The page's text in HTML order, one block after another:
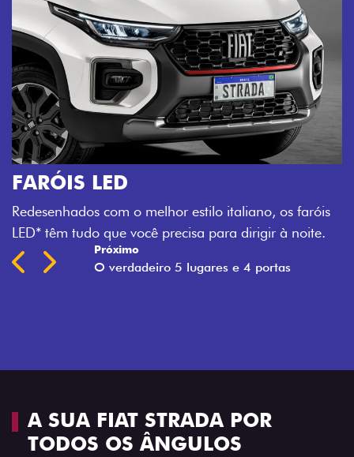
os faróis
à noite.
A SUA FIAT STRADA POR
TODOS OS ÂNGULOS